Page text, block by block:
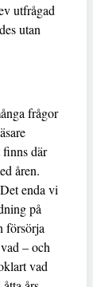
utfrågad
utan
frågor
där
åren.
enda vi
på
försörja
– och
vad